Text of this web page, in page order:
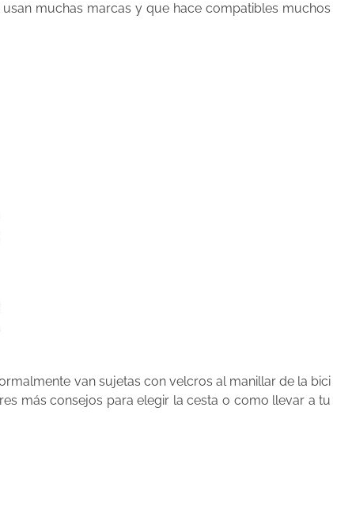
muchas marcas y que hace compatibles muchos
van sujetas con velcros al manillar de la bici
más consejos para elegir la cesta o como llevar a tu